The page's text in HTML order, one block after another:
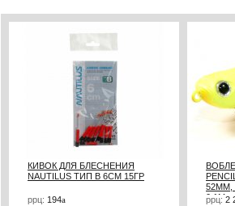
КИВОК ДЛЯ БЛЕСНЕНИЯ
NAUTILUS ТИП B 6СМ 15ГР
ррц: 194a
52ММ,
0,1М
ррц: 2